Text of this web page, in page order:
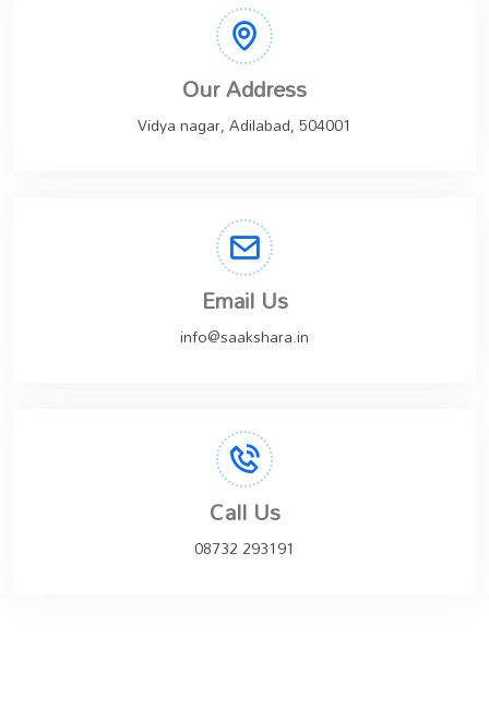
Our Address
Vidya nagar, Adilabad, 504001
Email Us
info@saakshara.in
Call Us
08732 293191